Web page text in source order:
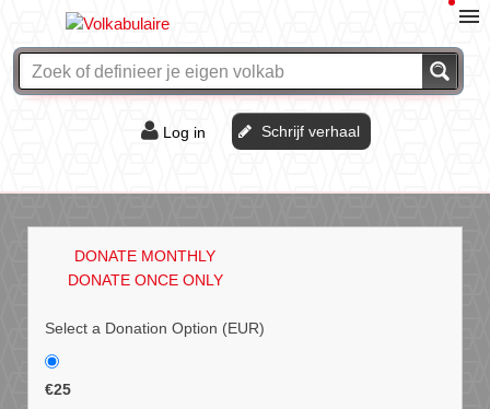
Log in Schrijf verhaal
DONATE MONTHLY
DONATE ONCE ONLY
Select a Donation Option (EUR)
€25